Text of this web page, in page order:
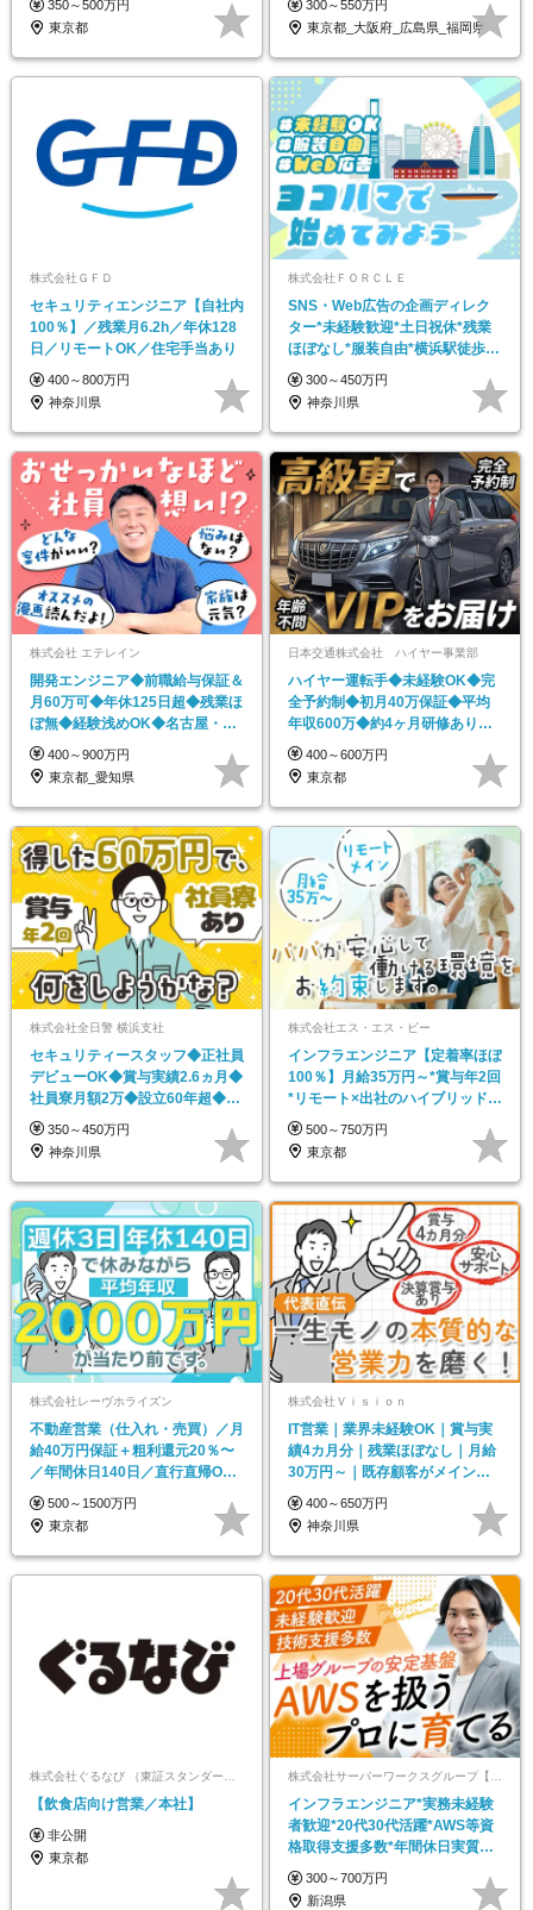
350～500万円
東京都
300～550万円
東京都_大阪府_広島県_福岡県
株式会社ＧＦＤ
セキュリティエンジニア【自社内
100％】／残業月6.2h／年休128
日／リモートOK／住宅手当あり
400～800万円
神奈川県
株式会社ＦＯＲＣＬＥ
SNS・Web広告の企画ディレク
ター*未経験歓迎*土日祝休*残業
ほぼなし*服装自由*横浜駅徒歩5
分*家賃手当有
300～450万円
神奈川県
株式会社 エテレイン
開発エンジニア◆前職給与保証＆
月60万可◆年休125日超◆残業ほ
ぼ無◆経験浅めOK◆名古屋・東
京勤務
400～900万円
東京都_愛知県
日本交通株式会社 ハイヤー事業部
ハイヤー運転手◆未経験OK◆完
全予約制◆初月40万保証◆平均
年収600万◆約4ヶ月研修あり◆
運転は1日4hほど
400～600万円
東京都
株式会社全日警 横浜支社
セキュリティースタッフ◆正社員
デビューOK◆賞与実績2.6ヵ月◆
社員寮月額2万◆設立60年超◆希
望休/連休OK
350～450万円
神奈川県
株式会社エス・エス・ビー
インフラエンジニア【定着率ほぼ
100％】月給35万円～*賞与年2回
*リモート×出社のハイブリッド*
住宅手当あり
500～750万円
東京都
株式会社レーヴホライズン
不動産営業（仕入れ・売買）／月
給40万円保証＋粗利還元20％〜
／年間休日140日／直行直帰OK
／ノルマなし
500～1500万円
東京都
株式会社Ｖｉｓｉｏｎ
IT営業｜業界未経験OK｜賞与実
績4カ月分｜残業ほぼなし｜月給
30万円～｜既存顧客がメイン｜
自由度の高い働き方
400～650万円
神奈川県
【飲食店向け営業／本社】
非公開
東京都
インフラエンジニア*実務未経験
者歓迎*20代30代活躍*AWS等資
格取得支援多数*年間休日実質
173日
300～700万円
新潟県